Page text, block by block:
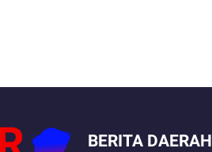
BERITA DAERAH